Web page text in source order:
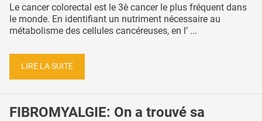
Le cancer colorectal est le 3è cancer le plus fréquent dans
le monde. En identifiant un nutriment nécessaire au
métabolisme des cellules cancéreuses, en l’ ...
LIRE LA SUITE
FIBROMYALGIE: On a trouvé sa